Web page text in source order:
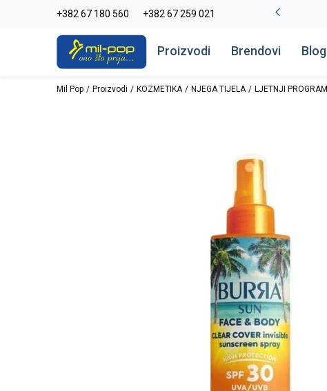
+382 67 180 560 +382 67 259 021
-20% na kompletan asortiman Pogledaj više
Proizvodi Brendovi Blog
Mil Pop Proizvodi KOZMETIKA NJEGA TIJELA LJETNJI PROGRAM